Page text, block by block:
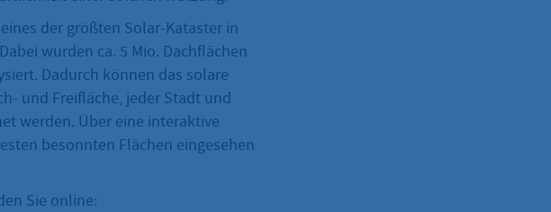
der größten Solar-Kataster in
wurden ca. 5 Mio. Dachflächen
Dadurch können das solare
und Freifläche, jeder Stadt und
werden. Über eine interaktive
besonnten Flächen eingesehen
Sie online: